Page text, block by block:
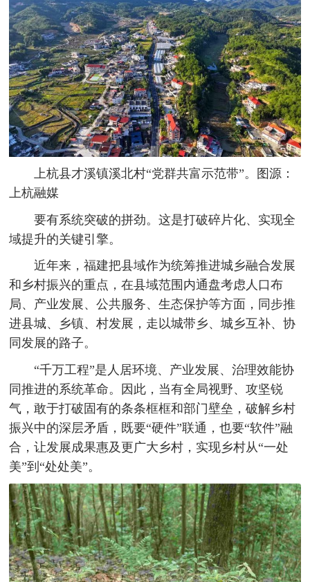
上杭县才溪镇溪北村“党群共富示范带”。图源：
上杭融媒
要有系统突破的拼劲。这是打破碎片化、实现全
域提升的关键引擎。
近年来，福建把县域作为统筹推进城乡融合发展
和乡村振兴的重点，在县域范围内通盘考虑人口布
局、产业发展、公共服务、生态保护等方面，同步推
进县城、乡镇、村发展，走以城带乡、城乡互补、协
同发展的路子。
“千万工程”是人居环境、产业发展、治理效能协
同推进的系统革命。因此，当有全局视野、攻坚锐
气，敢于打破固有的条条框框和部门壁垒，破解乡村
振兴中的深层矛盾，既要“硬件”联通，也要“软件”融
合，让发展成果惠及更广大乡村，实现乡村从“一处
美”到“处处美”。